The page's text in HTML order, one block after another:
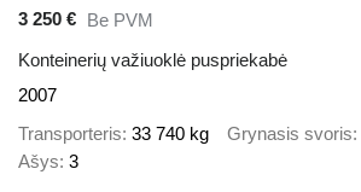
3 250 € Be PVM
Konteinerių važiuoklė puspriekabė
2007
Transporteris 33 740 kg Grynasis svoris
Ašys 3